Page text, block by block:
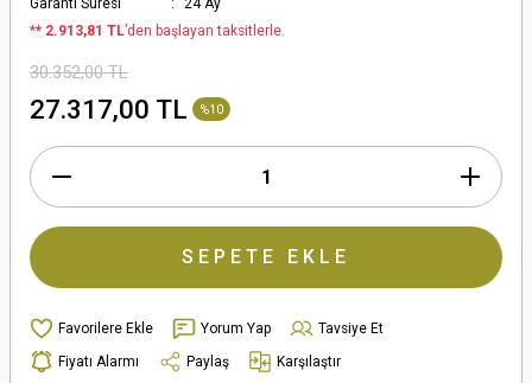
Garanti Süresi
24 Ay
** 2.913,81 TL’den başlayan taksitlerle.
30.352,00 TL
27.317,00 TL %10
SEPETE EKLE
Yorum Yap
Tavsiye Et
Fiyatı Alarmı
Paylaş Karşılaştır